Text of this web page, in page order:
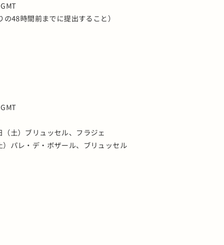
48時間前までに提出すること）
土）ブリュッセル、フラジェ
パレ・デ・ボザール、ブリュッセル